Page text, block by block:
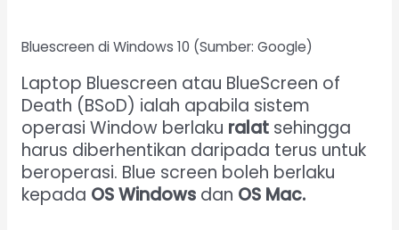
Bluescreen di Windows 10 (Sumber: Google)
Laptop Bluescreen atau BlueScreen of
Death (BSoD) ialah apabila sistem
operasi Window berlaku ralatsehingga
harus diberhentikan daripada terus untuk
beroperasi. Blue screen boleh berlaku
kepada OS Windowsdan OS Mac.